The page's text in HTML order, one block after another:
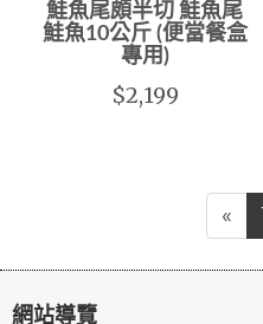
鮭魚尾頗半切 鮭魚尾
鮭魚10公斤 (便當餐盒
專用)
$2,199
«
網站導覽